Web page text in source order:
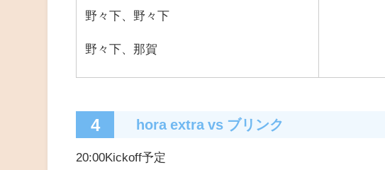
野々下、野々下
野々下、那賀
4 hora extra vs ブリンク
20:00Kickoff予定